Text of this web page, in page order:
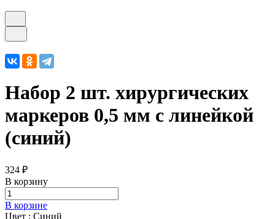
Набор 2 шт. хирургических
маркеров 0,5 мм с линейкой
(синий)
324 ₽
В корзину
В корзине
Цвет : Синий